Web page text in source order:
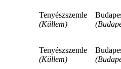
Tenyészszemle
(Küllem)
Tenyészszemle
(Küllem)